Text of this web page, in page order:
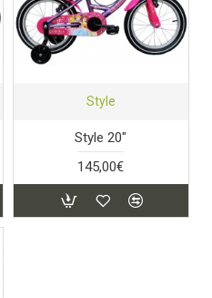
Style
Style 20"
145,00€